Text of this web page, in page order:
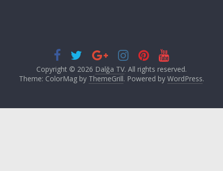
Copyright © 2026 Dalğa TV. All rights reserved.
Theme: ColorMag by ThemeGrill. Powered by WordPress.